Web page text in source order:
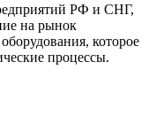
РФ и СНГ,
на рынок
которое
процессы.